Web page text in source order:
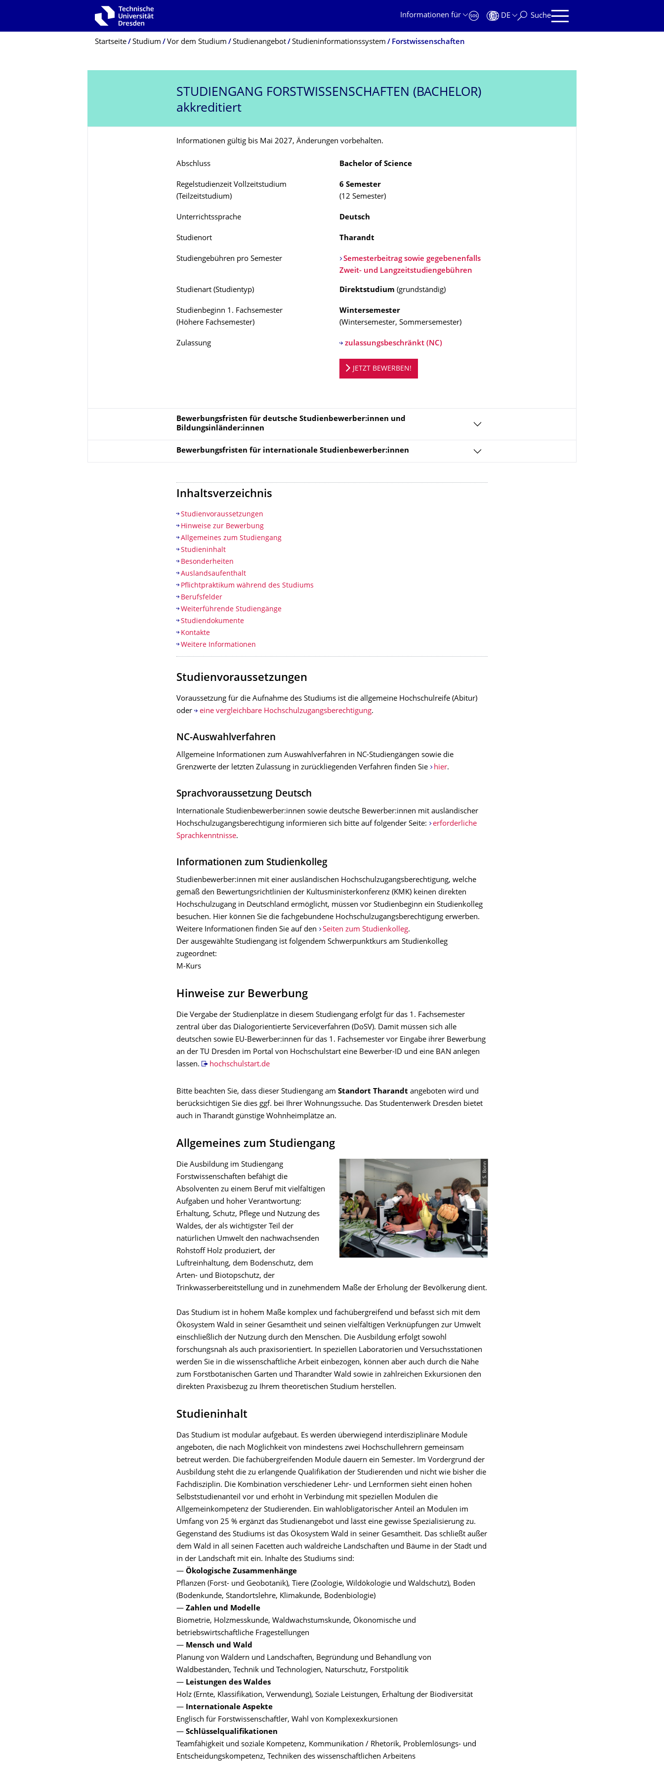
Zur Hauptnavigation springen
Informationen für
DE Suche
Breadcrumb-Menü
Startseite Studium Vor dem Studium Studienangebot Studieninformationssystem Forstwissenschaften
STUDIENGANG FORSTWISSENSCHAFTEN (BACHELOR)
akkreditiert
Informationen gültig bis Mai 2027, Änderungen vorbehalten.
Abschluss Bachelor of Science
Regelstudienzeit Vollzeitstudium
(Teilzeitstudium)
6 Semester
(12 Semester)
Unterrichtssprache Deutsch
Studienort Tharandt
Studiengebühren pro Semester
Semesterbeitrag sowie gegebenenfalls
Zweit- und Langzeitstudiengebühren
Studienart (Studientyp) Direktstudium (grundständig)
Studienbeginn 1. Fachsemester
(Höhere Fachsemester)
Wintersemester
(Wintersemester, Sommersemester)
Zulassung zulassungsbeschränkt (NC)
JETZT BEWERBEN!
Bewerbungsfristen für deutsche Studienbewerber:innen und
Bildungsinländer:innen
Bewerbungsfristen für internationale Studienbewerber:innen
Inhaltsverzeichnis
Studienvoraussetzungen
Hinweise zur Bewerbung
Allgemeines zum Studiengang
Studieninhalt
Besonderheiten
Auslandsaufenthalt
Pflichtpraktikum während des Studiums
Berufsfelder
Weiterführende Studiengänge
Studiendokumente
Kontakte
Weitere Informationen
Studienvoraussetzungen
Voraussetzung für die Aufnahme des Studiums ist die allgemeine Hochschulreife (Abitur)
oder
eine vergleichbare Hochschulzugangsberechtigung.
NC-Auswahlverfahren
Allgemeine Informationen zum Auswahlverfahren in NC-Studiengängen sowie die
Grenzwerte der letzten Zulassung in zurückliegenden Verfahren finden Sie
hier.
Sprachvoraussetzung Deutsch
Internationale Studienbewerber:innen sowie deutsche Bewerber:innen mit ausländischer
Hochschulzugangsberechtigung informieren sich bitte auf folgender Seite:
erforderliche
Sprachkenntnisse.
Informationen zum Studienkolleg
Studienbewerber:innen mit einer ausländischen Hochschulzugangsberechtigung, welche
gemäß den Bewertungsrichtlinien der Kultusministerkonferenz (KMK) keinen direkten
Hochschulzugang in Deutschland ermöglicht, müssen vor Studienbeginn ein Studienkolleg
besuchen. Hier können Sie die fachgebundene Hochschulzugangsberechtigung erwerben.
Weitere Informationen finden Sie auf den
Seiten zum Studienkolleg.
Der ausgewählte Studiengang ist folgendem Schwerpunktkurs am Studienkolleg
zugeordnet:
M-Kurs
Hinweise zur Bewerbung
Die Vergabe der Studienplätze in diesem Studiengang erfolgt für das 1. Fachsemester
zentral über das Dialogorientierte Serviceverfahren (DoSV). Damit müssen sich alle
deutschen sowie EU-Bewerber:innen für das 1. Fachsemester vor Eingabe ihrer Bewerbung
an der TU Dresden im Portal von Hochschulstart eine Bewerber-ID und eine BAN anlegen
lassen.
hochschulstart.de
Bitte beachten Sie, dass dieser Studiengang am Standort Tharandt angeboten wird und
berücksichtigen Sie dies ggf. bei Ihrer Wohnungssuche. Das Studentenwerk Dresden bietet
auch in Tharandt günstige Wohnheimplätze an.
Allgemeines zum Studiengang
© S. Bonn
Die Ausbildung im Studiengang
Forstwissenschaften befähigt die
Absolventen zu einem Beruf mit vielfältigen
Aufgaben und hoher Verantwortung:
Erhaltung, Schutz, Pflege und Nutzung des
Waldes, der als wichtigster Teil der
natürlichen Umwelt den nachwachsenden
Rohstoff Holz produziert, der
Luftreinhaltung, dem Bodenschutz, dem
Arten- und Biotopschutz, der
Trinkwasserbereitstellung und in zunehmendem Maße der Erholung der Bevölkerung dient.
Das Studium ist in hohem Maße komplex und fachübergreifend und befasst sich mit dem
Ökosystem Wald in seiner Gesamtheit und seinen vielfältigen Verknüpfungen zur Umwelt
einschließlich der Nutzung durch den Menschen. Die Ausbildung erfolgt sowohl
forschungsnah als auch praxisorientiert. In speziellen Laboratorien und Versuchsstationen
werden Sie in die wissenschaftliche Arbeit einbezogen, können aber auch durch die Nähe
zum Forstbotanischen Garten und Tharandter Wald sowie in zahlreichen Exkursionen den
direkten Praxisbezug zu Ihrem theoretischen Studium herstellen.
Studieninhalt
Das Studium ist modular aufgebaut. Es werden überwiegend interdisziplinäre Module
angeboten, die nach Möglichkeit von mindestens zwei Hochschullehrern gemeinsam
betreut werden. Die fachübergreifenden Module dauern ein Semester. Im Vordergrund der
Ausbildung steht die zu erlangende Qualifikation der Studierenden und nicht wie bisher die
Fachdisziplin. Die Kombination verschiedener Lehr- und Lernformen sieht einen hohen
Selbststudienanteil vor und erhöht in Verbindung mit speziellen Modulen die
Allgemeinkompetenz der Studierenden. Ein wahlobligatorischer Anteil an Modulen im
Umfang von 25 % ergänzt das Studienangebot und lässt eine gewisse Spezialisierung zu.
Gegenstand des Studiums ist das Ökosystem Wald in seiner Gesamtheit. Das schließt außer
dem Wald in all seinen Facetten auch waldreiche Landschaften und Bäume in der Stadt und
in der Landschaft mit ein. Inhalte des Studiums sind:
— Ökologische Zusammenhänge
Pflanzen (Forst- und Geobotanik), Tiere (Zoologie, Wildökologie und Waldschutz), Boden
(Bodenkunde, Standortslehre, Klimakunde, Bodenbiologie)
— Zahlen und Modelle
Biometrie, Holzmesskunde, Waldwachstumskunde, Ökonomische und
betriebswirtschaftliche Fragestellungen
— Mensch und Wald
Planung von Wäldern und Landschaften, Begründung und Behandlung von
Waldbeständen, Technik und Technologien, Naturschutz, Forstpolitik
— Leistungen des Waldes
Holz (Ernte, Klassifikation, Verwendung), Soziale Leistungen, Erhaltung der Biodiversität
— Internationale Aspekte
Englisch für Forstwissenschaftler, Wahl von Komplexexkursionen
— Schlüsselqualifikationen
Teamfähigkeit und soziale Kompetenz, Kommunikation / Rhetorik, Problemlösungs- und
Entscheidungskompetenz, Techniken des wissenschaftlichen Arbeitens